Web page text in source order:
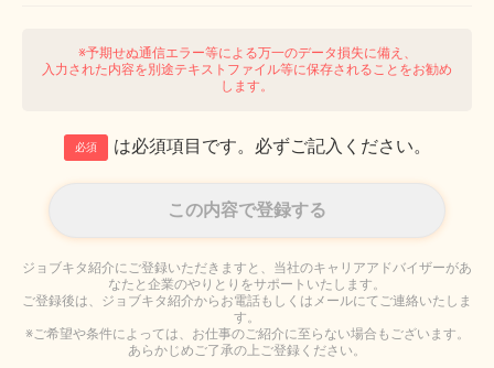
※予期せぬ通信エラー等による万一のデータ損失に備え、
入力された内容を別途テキストファイル等に保存されることをお勧め
します。
必須 は必須項目です。必ずご記入ください。
ジョブキタ紹介にご登録いただきますと、当社のキャリアアドバイザーがあ
なたと企業のやりとりをサポートいたします。
ご登録後は、ジョブキタ紹介からお電話もしくはメールにてご連絡いたしま
す。
※ご希望や条件によっては、お仕事のご紹介に至らない場合もございます。
あらかじめご了承の上ご登録ください。